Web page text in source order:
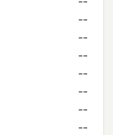
--
--
--
--
--
--
--